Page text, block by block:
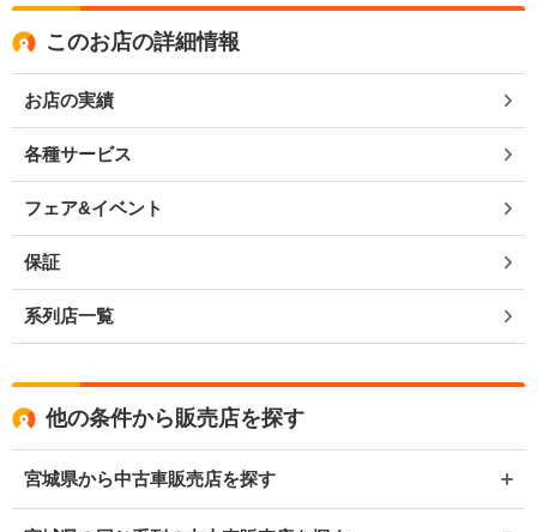
このお店の詳細情報
お店の実績
各種サービス
フェア&イベント
保証
系列店一覧
他の条件から販売店を探す
宮城県から中古車販売店を探す